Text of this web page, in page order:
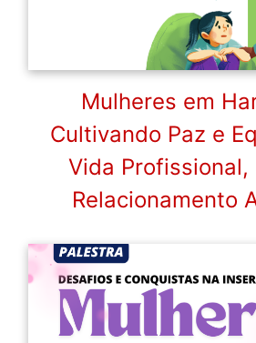
Mulheres em
Cultivando Paz e
Vida Profissional,
Relacionamento